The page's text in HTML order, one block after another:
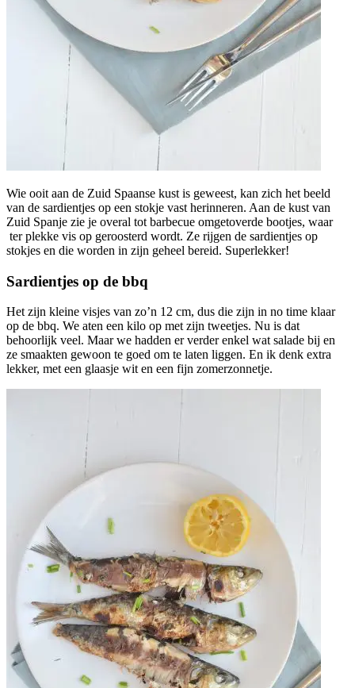
Wie ooit aan de Zuid Spaanse kust is geweest, kan zich het beeld
van de sardientjes op een stokje vast herinneren. Aan de kust van
Zuid Spanje zie je overal tot barbecue omgetoverde bootjes, waar
ter plekke vis op geroosterd wordt. Ze rijgen de sardientjes op
stokjes en die worden in zijn geheel bereid. Superlekker!
Sardientjes op de bbq
Het zijn kleine visjes van zo’n 12 cm, dus die zijn in no time klaar
op de bbq. We aten een kilo op met zijn tweetjes. Nu is dat
behoorlijk veel. Maar we hadden er verder enkel wat salade bij en
ze smaakten gewoon te goed om te laten liggen. En ik denk extra
lekker, met een glaasje wit en een fijn zomerzonnetje.